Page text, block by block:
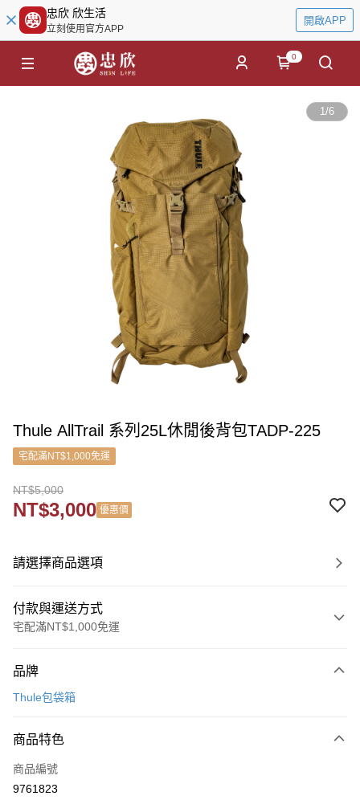
忠欣 欣生活
立刻使用官方APP
開啟APP
0
1/6
Thule AllTrail 系列25L休閒後背包TADP-225
宅配滿NT$1,000免運
NT$5,000
NT$3,000 優惠價
請選擇商品選項
付款與運送方式
宅配滿NT$1,000免運
信用卡一次付款
3 期 0 利率 每期
合作金庫商業銀行
上海商業儲蓄銀行
合作金庫商業銀行
LINE Pay
品牌
Thule包袋箱
商品特色
商品編號
9761823